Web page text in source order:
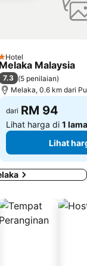
1 Bintang
Hotel
Melaka Malaysia
7.3 (5 penilaian)
Melaka, 0.6 km dari
dari RM 94
Lihat harga di 1
Lihat